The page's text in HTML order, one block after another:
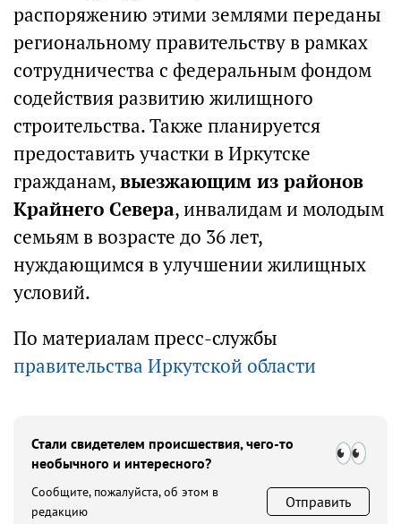
распоряжению этими землями переданы
региональному правительству в рамках
сотрудничества с федеральным фондом
содействия развитию жилищного
строительства. Также планируется
предоставить участки в Иркутске
гражданам,выезжающим из районов
Крайнего Севера, инвалидам и молодым
семьям в возрасте до 36 лет,
нуждающимся в улучшении жилищных
условий.
По материалам пресс-службы
правительства Иркутской области
Стали свидетелем происшествия, чего-то
необычного и интересного?
Сообщите, пожалуйста, об этом в
редакцию
Отправить